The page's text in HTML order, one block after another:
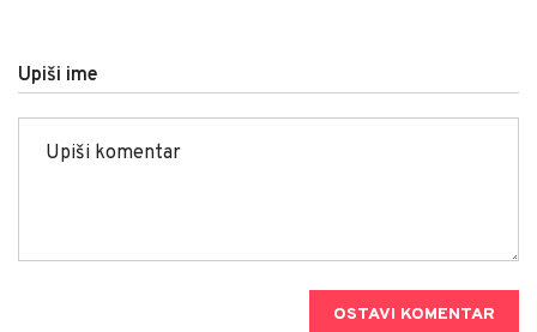
Upiši ime
OSTAVI KOMENTAR